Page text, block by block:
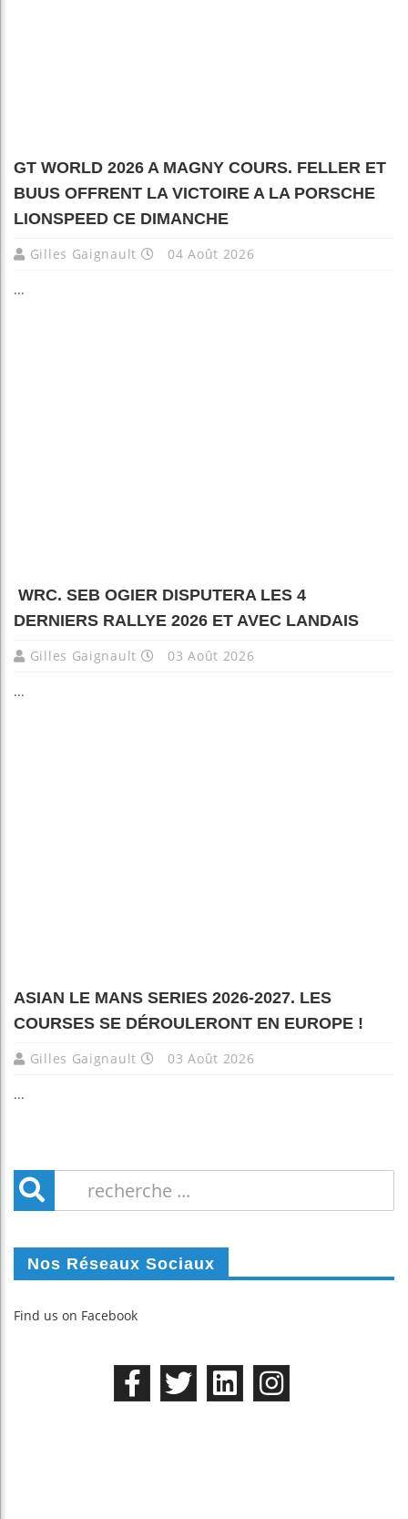
GT WORLD 2026 A MAGNY COURS. FELLER ET
BUUS OFFRENT LA VICTOIRE A LA PORSCHE
LIONSPEED CE DIMANCHE
Gilles Gaignault 04 Août 2026
...
WRC. SEB OGIER DISPUTERA LES 4
DERNIERS RALLYE 2026 ET AVEC LANDAIS
Gilles Gaignault 03 Août 2026
...
ASIAN LE MANS SERIES 2026-2027. LES
COURSES SE DÉROULERONT EN EUROPE !
Gilles Gaignault 03 Août 2026
...
Nos Réseaux Sociaux
Find us on Facebook